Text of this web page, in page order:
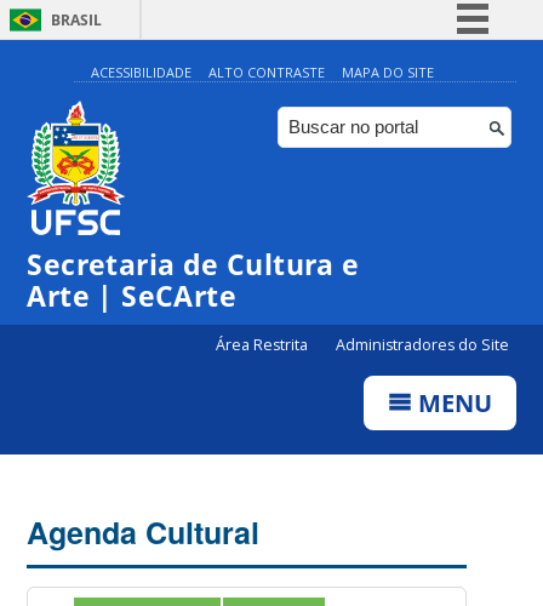
BRASIL
Simplifique!
Comunica BR
Participe
ACESSIBILIDADE ALTO CONTRASTE MAPA DO SITE
Secretaria de Cultura e
Arte | SeCArte
Área Restrita Administradores do Site
MENU
Agenda Cultural